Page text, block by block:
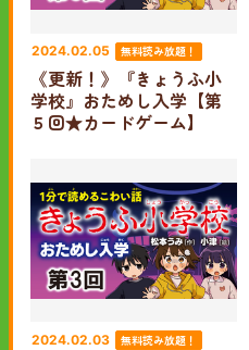
2024.02.05 無料読み放題！
《更新！》『きょうふ小
学校』おためし入学【第
５回★カードゲーム】
2024.02.03 無料読み放題！